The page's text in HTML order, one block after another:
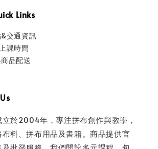
Links
交通資訊
課時間
品配送
於2004年，專注拼布創作與教學，
料、拼布用品及書籍。商品提供官